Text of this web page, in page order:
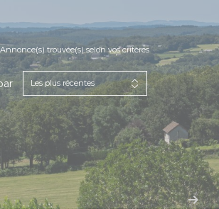
Annonce(s) trouvée(s) selon vos critères
Les plus récentes